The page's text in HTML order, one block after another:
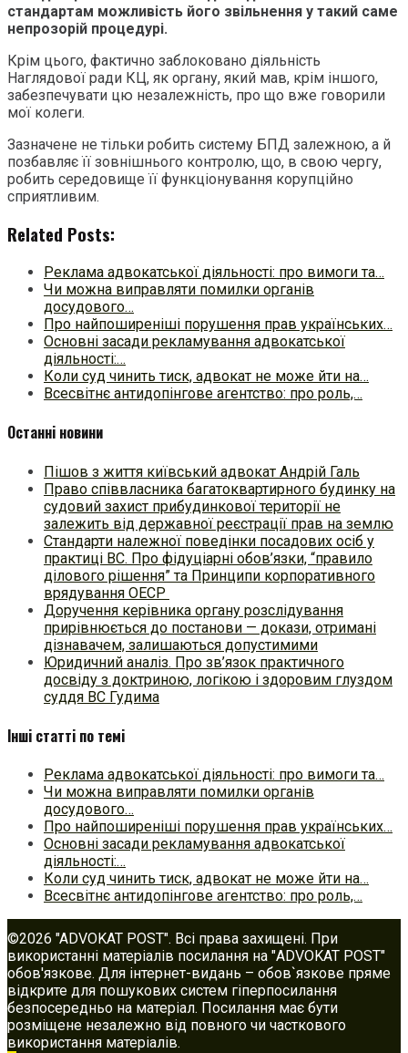
стандартам можливість його звільнення у такий саме
непрозорій процедурі.
Крім цього, фактично заблоковано діяльність
Наглядової ради КЦ, як органу, який мав, крім іншого,
забезпечувати цю незалежність, про що вже говорили
мої колеги.
Зазначене не тільки робить систему БПД залежною, а й
позбавляє її зовнішнього контролю, що, в свою чергу,
робить середовище її функціонування корупційно
сприятливим.
Related Posts:
Реклама адвокатської діяльності: про вимоги та…
Чи можна виправляти помилки органів
досудового…
Про найпоширеніші порушення прав українських…
Основні засади рекламування адвокатської
діяльності:…
Коли суд чинить тиск, адвокат не може йти на…
Всесвітнє антидопінгове агентство: про роль,…
Останні новини
Пішов з життя київський адвокат Андрій Галь
Право співвласника багатоквартирного будинку на
судовий захист прибудинкової території не
залежить від державної реєстрації прав на землю
Стандарти належної поведінки посадових осіб у
практиці ВC. Про фідуціарні обов’язки, “правило
ділового рішення” та Принципи корпоративного
врядування ОЕСР
Доручення керівника органу розслідування
прирівнюється до постанови — докази, отримані
дізнавачем, залишаються допустимими
Юридичний аналіз. Про зв’язок практичного
досвіду з доктриною, логікою і здоровим глуздом
суддя ВС Гудима
Інші статті по темі
Реклама адвокатської діяльності: про вимоги та…
Чи можна виправляти помилки органів
досудового…
Про найпоширеніші порушення прав українських…
Основні засади рекламування адвокатської
діяльності:…
Коли суд чинить тиск, адвокат не може йти на…
Всесвітнє антидопінгове агентство: про роль,…
©2026 "ADVOKAT POST". Всі права захищені. При
використанні матеріалів посилання на "ADVOKAT POST"
обов'язкове. Для інтернет-видань – обов`язкове пряме
відкрите для пошукових систем гіперпосилання
безпосередньо на матеріал. Посилання має бути
розміщене незалежно від повного чи часткового
використання матеріалів.